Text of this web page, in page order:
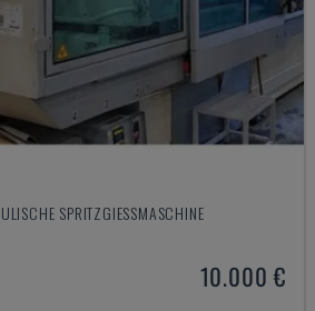
SPRITZGIESSMASCHINE
10.000 €